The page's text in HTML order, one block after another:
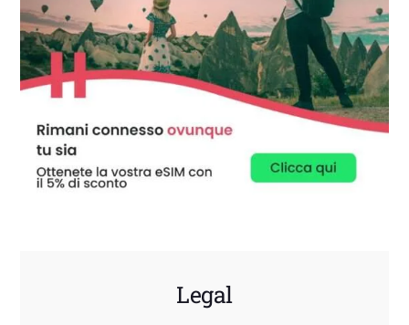
Legal